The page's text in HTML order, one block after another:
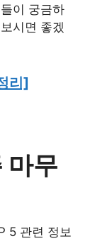
이 궁금하
시면 좋겠
리]
마무
5 관련 정보